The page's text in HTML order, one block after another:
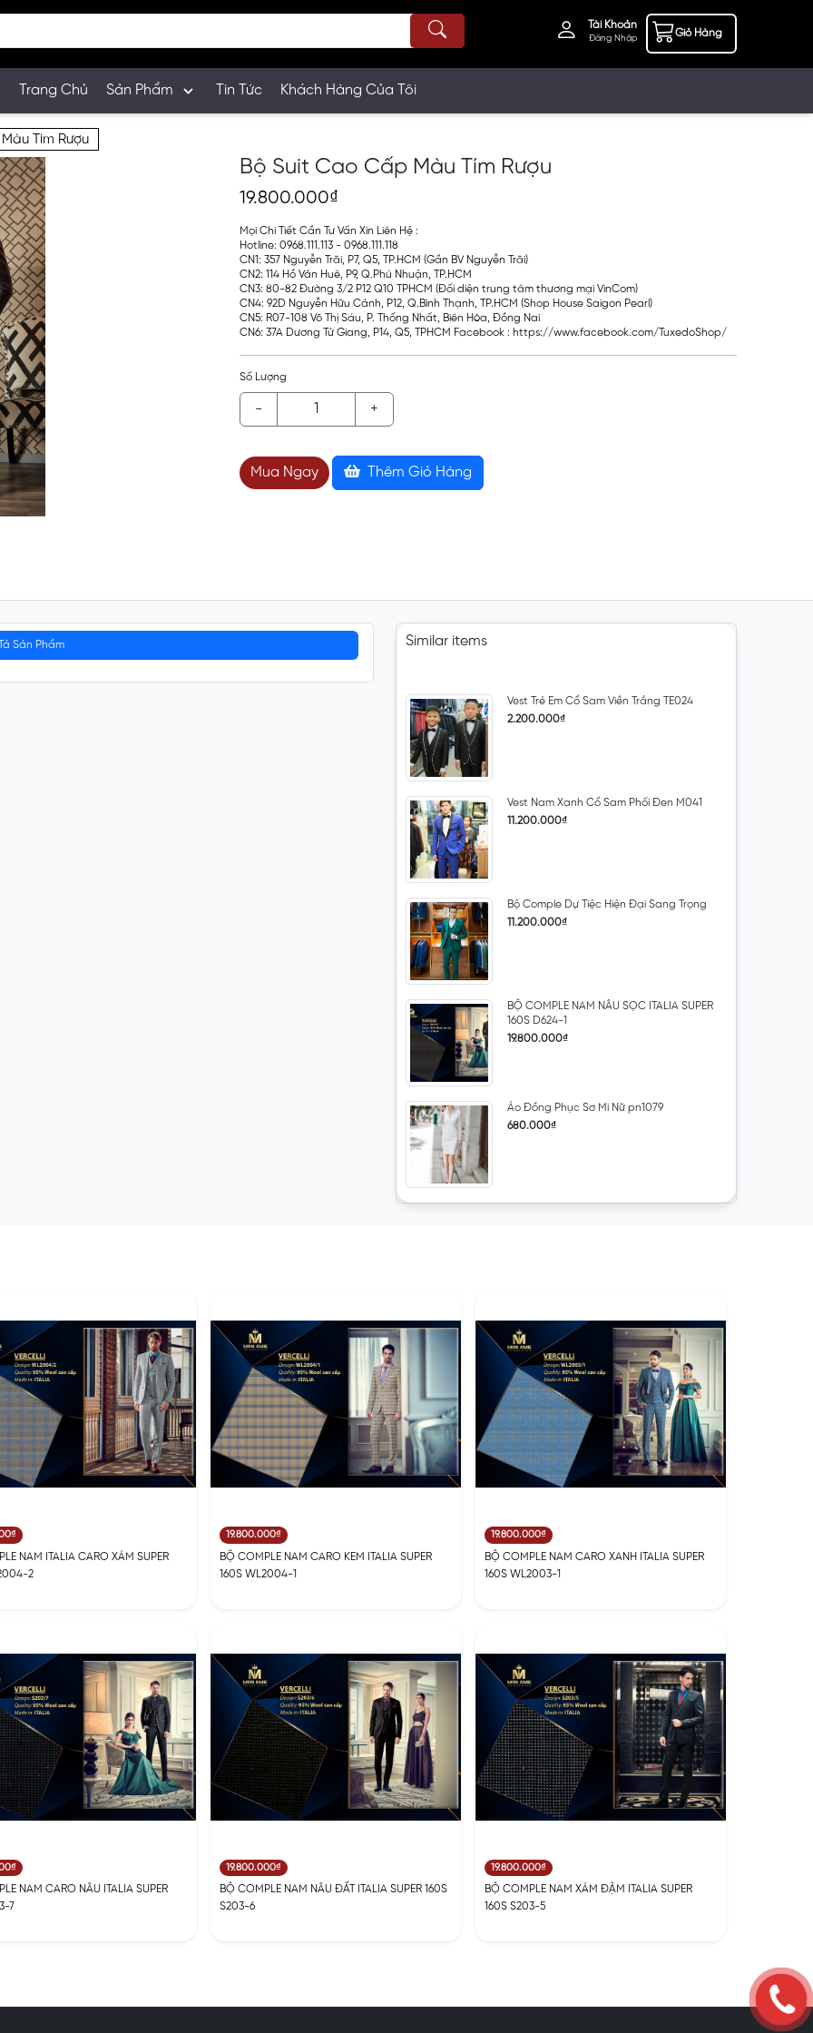
Tài Khoản
Đăng Nhập Giỏ Hàng
Trang Chủ Sản Phẩm Tin Tức Khách Hàng Của Tôi
Tím Rượu
Bộ Suit Cao Cấp Màu Tím Rượu
19.800.000₫
Mọi Chi Tiết Cần Tư Vấn Xin Liên Hệ :
Hotline: 0968.111.113 - 0968.111.118
CN1: 357 Nguyễn Trãi, P7, Q5, TP.HCM (Gần BV Nguyễn Trãi)
CN2: 114 Hồ Văn Huê, P9, Q.Phú Nhuận, TP.HCM
CN3: 80-82 Đường 3/2 P12 Q10 TPHCM (Đối diện trung tâm thương mại VinCom)
CN4: 92D Nguyễn Hữu Cảnh, P12, Q.Bình Thạnh, TP.HCM (Shop House Saigon Pearl)
CN5: R07-108 Võ Thị Sáu, P. Thống Nhất, Biên Hòa, Đồng Nai
CN6: 37A Dương Tử Giang, P14, Q5, TPHCM Facebook : https://www.facebook.com/TuxedoShop/
Số Lượng
- +
Mua Ngay Thêm Giỏ Hàng
Sản Phẩm Similar items
Vest Trẻ Em Cổ Sam Viền Trắng TE024
2.200.000₫
Vest Nam Xanh Cổ Sam Phối Đen M041
11.200.000₫
Bộ Comple Dự Tiệc Hiện Đại Sang Trọng
11.200.000₫
BỘ COMPLE NAM NÂU SỌC ITALIA SUPER
160S D624-1
19.800.000₫
Áo Đồng Phục Sơ Mi Nữ pn1079
680.000₫
NAM ITALIA CARO XÁM SUPER
2
19.800.000₫
BỘ COMPLE NAM CARO KEM ITALIA SUPER
160S WL2004-1
19.800.000₫
BỘ COMPLE NAM CARO XANH ITALIA SUPER
160S WL2003-1
NAM CARO NÂU ITALIA SUPER
7
19.800.000₫
BỘ COMPLE NAM NÂU ĐẤT ITALIA SUPER 160S
S203-6
19.800.000₫
BỘ COMPLE NAM XÁM ĐẬM ITALIA SUPER
160S S203-5